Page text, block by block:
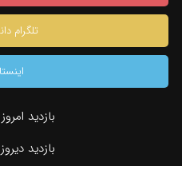
جستجو
تلگرام
بازدید
بازدید